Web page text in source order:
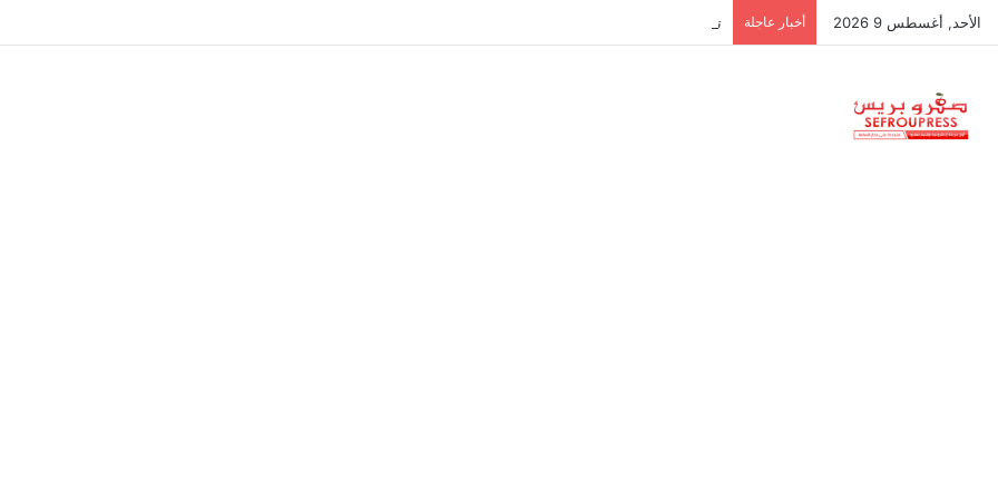
الأحد, أغسطس 9 2026 أخبار عاجلة تنسيقية الموظفين والأجراء تدعو للاحتجاج أمام البرلمان ضد تكاليف «التوقيت الميسر»